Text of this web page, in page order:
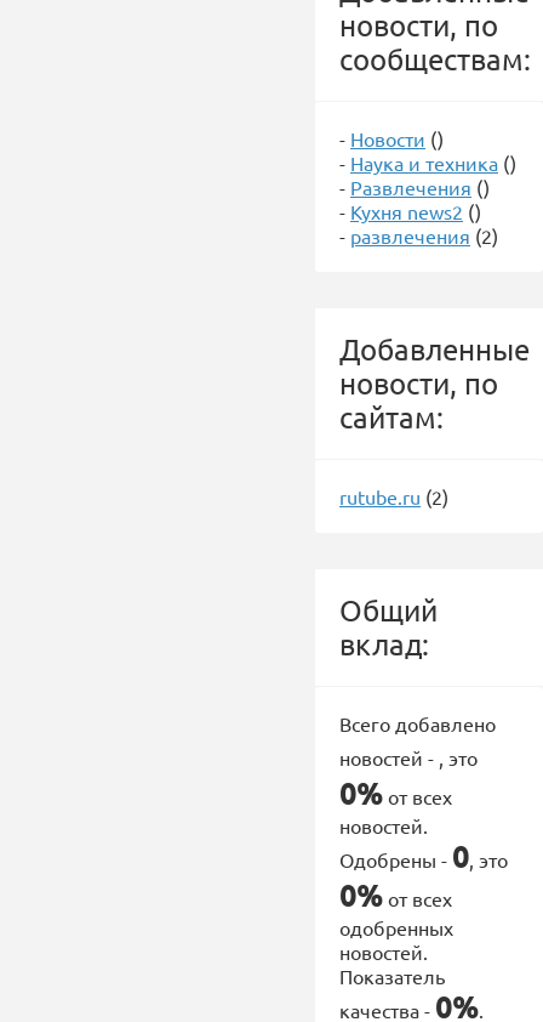
новости, по
сообществам:
- Новости ()
- Наука и техника ()
- Развлечения ()
- Кухня news2 ()
- развлечения (2)
Добавленные
новости, по
сайтам:
rutube.ru (2)
Общий
вклад:
Всего добавлено
новостей - , это
0% от всех
новостей.
Одобрены - 0, это
0% от всех
одобренных
новостей.
Показатель
качества - 0%.